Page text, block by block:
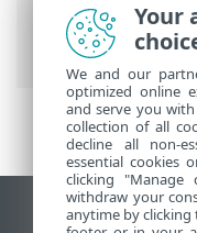
Security >詳細
アクセス保護
デスクトップサ
Your
We and our
optimized online
and serve you
collection of all
decline all non-
essential cookies
clicking
withdraw your
anytime by clicking